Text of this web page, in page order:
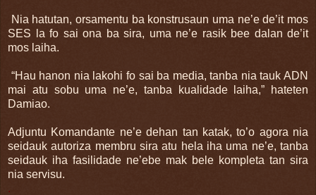
Nia hatutan, orsamentu ba konstrusaun uma ne’e de’it mos
SES la fo sai ona ba sira, uma ne’e rasik bee dalan de’it
mos laiha.
“Hau hanon nia lakohi fo sai ba media, tanba nia tauk ADN
mai atu sobu uma ne’e, tanba kualidade laiha,” hateten
Damiao.
Adjuntu Komandante ne’e dehan tan katak, to’o agora nia
seidauk autoriza membru sira atu hela iha uma ne’e, tanba
seidauk iha fasilidade ne’ebe mak bele kompleta tan sira
nia servisu.
.